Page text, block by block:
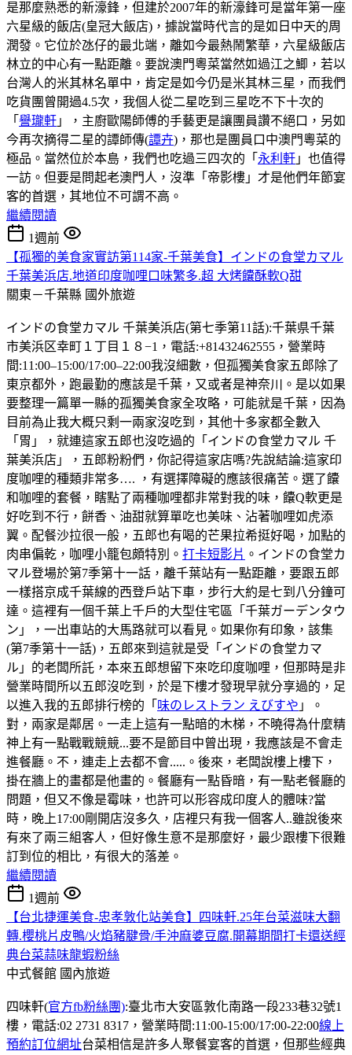
是那麼熟悉的新濠鋒，但建於2007年的新濠鋒可是當年第一座
六星級的飯店(皇冠大飯店)，據說當時代言的是如日中天的周
潤發。它位於氹仔的最北端，離如今最熱鬧繁華，六星級飯店
林立的中心有一點距離。要說澳門粵菜當然如過江之鯽，若以
台灣人的米其林名單中，肯定是如今仍是米其林三星，而我們
吃貨團曾開過4.5次，我個人從二星吃到三星吃不下十次的
「 譽瓏軒 」，主廚歐陽師傅的手藝更是讓團員讚不絕口，另如
今再次摘得二星的譚師傳(譚卉)，那也是團員口中澳門粵菜的
極品。當然位於本島，我們也吃過三四次的「 永利軒 」也值得
一訪。但要是問起老澳門人，沒準「帝影樓」才是他們年節宴
客的首選，其地位不可謂不高。
繼續閱讀
1週前
【孤獨的美食家實訪第114家-千葉美食】インドの食堂カマル
千葉美浜店.地道印度咖哩口味繁多.超 大烤饢酥軟Q甜
關東－千葉縣 國外旅遊
インドの食堂カマル 千葉美浜店(第七季第11話):千葉県千葉
市美浜区幸町１丁目１８−1，電話:+81432462555，營業時
間:11:00–15:00/17:00–22:00我沒細數，但孤獨美食家五郎除了
東京都外，跑最勤的應該是千葉，又或者是神奈川。是以如果
要整理一篇單一縣的孤獨美食家全攻略，可能就是千葉，因為
目前為止我大概只剩一兩家沒吃到，其他十多家都全數入
「胃」，就連這家五郎也沒吃過的「インドの食堂カマル 千
葉美浜店」，五郎粉粉們，你記得這家店嗎?先說結論:這家印
度咖哩的種類非常多…. ，有選擇障礙的應該很痛苦。選了饢
和咖哩的套餐，瞎點了兩種咖哩都非常對我的味，饢Q軟更是
好吃到不行，餅香、油甜就算單吃也美味、沾著咖哩如虎添
翼。配餐沙拉很一般，五郎也有喝的芒果拉希挺好喝，加點的
肉串偏乾，咖哩小籠包頗特別。 打卡短影片 。インドの食堂カ
マル登場於第7季第十一話，離千葉站有一點距離，要跟五郎
一樣搭京成千葉線的西登戶站下車，步行大約是七到八分鐘可
達。這裡有一個千葉上千戶的大型住宅區「千葉ガーデンタウ
ン」，一出車站的大馬路就可以看見。如果你有印象，該集
(第7季第十一話)，五郎來到這就是受「インドの食堂カマ
ル」的老闆所託，本來五郎想留下來吃印度咖哩，但那時是非
營業時間所以五郎沒吃到，於是下樓才發現早就分享過的，足
以進入我的五郎排行榜的「 味のレストラン えびすや 」。
對，兩家是鄰居。一走上這有一點暗的木梯，不曉得為什麼精
神上有一點戰戰競競...要不是節目中曾出現，我應該是不會走
進餐廳。不，連走上去都不會.....。後來，老闆說樓上樓下，
掛在牆上的畫都是他畫的。餐廳有一點昏暗，有一點老餐廳的
問題，但又不像是霉味，也許可以形容成印度人的體味?當
時，晚上17:00剛開店沒多久，店裡只有我一個客人..雖說後來
有來了兩三組客人，但好像生意不是那麼好，最少跟樓下很難
訂到位的相比，有很大的落差。
繼續閱讀
1週前
【台北捷運美食-忠孝敦化站美食】四味軒.25年台菜滋味大翻
轉.櫻桃片皮鴨/火焰豬腱骨/手沖麻婆豆腐.開幕期間打卡還送經
典台菜蒜味龍蝦粉絲
中式餐館 國內旅遊
四味軒(官方fb粉絲團):臺北市大安區敦化南路一段233巷32號1
樓，電話:02 2731 8317，營業時間:11:00-15:00/17:00-22:00線上
預約訂位網址台菜相信是許多人聚餐宴客的首選，但那些經典